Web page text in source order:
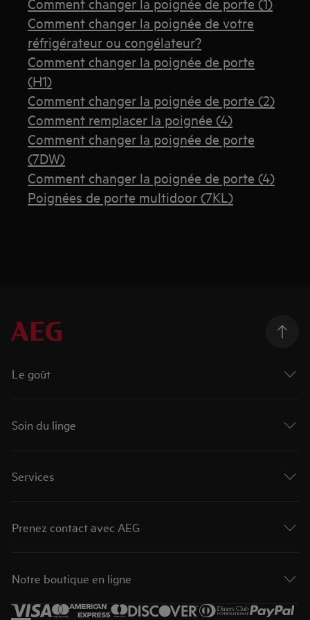
Comment changer la poignée de votre
réfrigérateur ou congélateur?
Comment changer la poignée de porte
(H1)
Comment changer la poignée de porte (2)
Comment remplacer la poignée (4)
Comment changer la poignée de porte
(7DW)
Comment changer la poignée de porte (4)
Poignées de porte multidoor (7KL)
Le goût
Soin du linge
Services
Prenez contact avec AEG
Notre boutique en ligne